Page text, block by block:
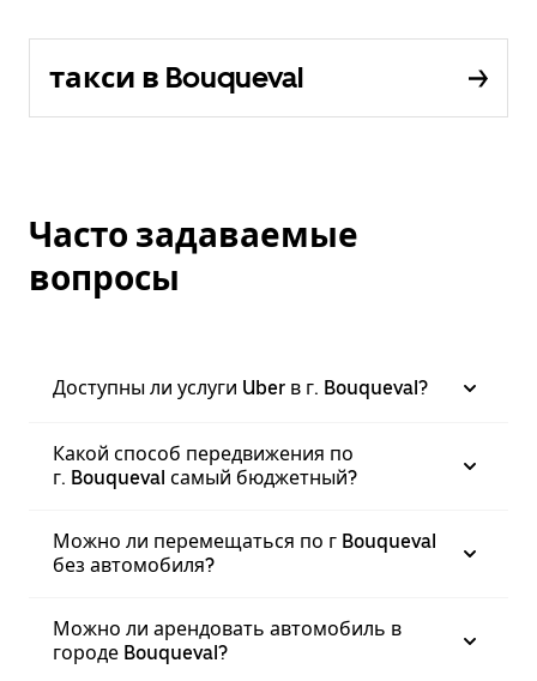
такси в Bouqueval
Часто задаваемые
вопросы
Доступны ли услуги Uber в г. Bouqueval?
Какой способ передвижения по
г. Bouqueval самый бюджетный?
Можно ли перемещаться по г Bouqueval
без автомобиля?
Можно ли арендовать автомобиль в
городе Bouqueval?